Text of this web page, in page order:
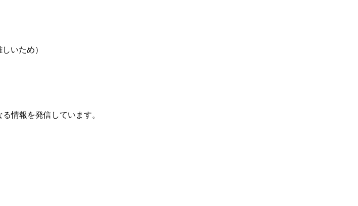
いため）
情報を発信しています。